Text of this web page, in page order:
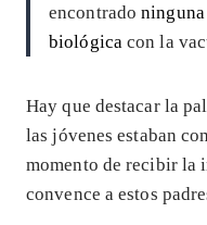
encontrado
biológica con la
Hay que destacar la
las jóvenes estaban
momento de recibir la
convence a estos